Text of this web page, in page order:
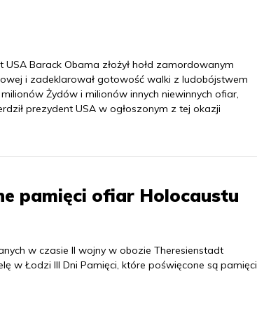
Barack Obama złożył hołd zamordowanym
i zadeklarował gotowość walki z ludobójstwem
Żydów i milionów innych niewinnych ofiar,
prezydent USA w ogłoszonym z tej okazji
pamięci ofiar Holocaustu
w czasie II wojny w obozie Theresienstadt
w Łodzi III Dni Pamięci, które poświęcone są pamięci